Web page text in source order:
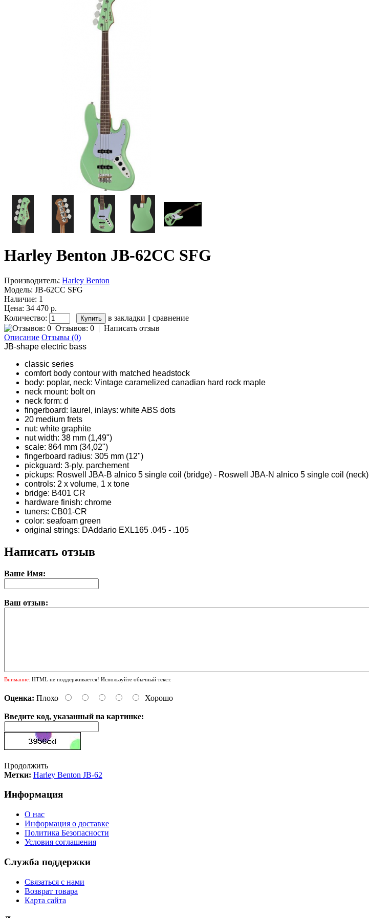
Harley Benton JB-62CC SFG
Производитель: Harley Benton
Модель: JB-62CC SFG
Наличие: 1
Цена: 34 470 р.
Количество:
в закладки || сравнение
Отзывов: 0 | Написать отзыв
Описание Отзывы (0)
JB-shape electric bass
classic series
comfort body contour with matched headstock
body: poplar, neck: Vintage caramelized canadian hard rock maple
neck mount: bolt on
neck form: d
fingerboard: laurel, inlays: white ABS dots
20 medium frets
nut: white graphite
nut width: 38 mm (1,49")
scale: 864 mm (34,02")
fingerboard radius: 305 mm (12")
pickguard: 3-ply. parchement
pickups: Roswell JBA-B alnico 5 single coil (bridge) - Roswell JBA-N alnico 5 single coil (neck)
controls: 2 x volume, 1 x tone
bridge: B401 CR
hardware finish: chrome
tuners: CB01-CR
color: seafoam green
original strings: DAddario EXL165 .045 - .105
Написать отзыв
Ваше Имя:
Ваш отзыв:
Внимание: HTML не поддерживается! Используйте обычный текст.
Оценка: Плохо Хорошо
Введите код, указанный на картинке:
Продолжить
Метки: Harley Benton JB-62
Информация
О нас
Информация о доставке
Политика Безопасности
Условия соглашения
Служба поддержки
Связаться с нами
Возврат товара
Карта сайта